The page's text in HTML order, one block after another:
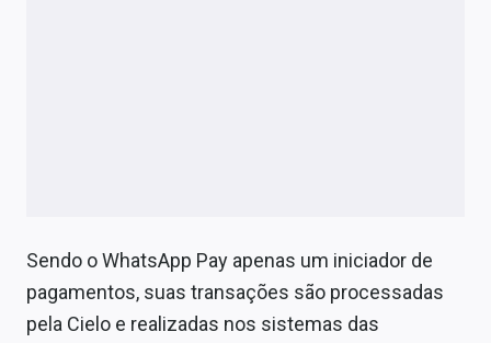
Sendo o WhatsApp Pay apenas um iniciador de
pagamentos, suas transações são processadas
pela Cielo e realizadas nos sistemas das